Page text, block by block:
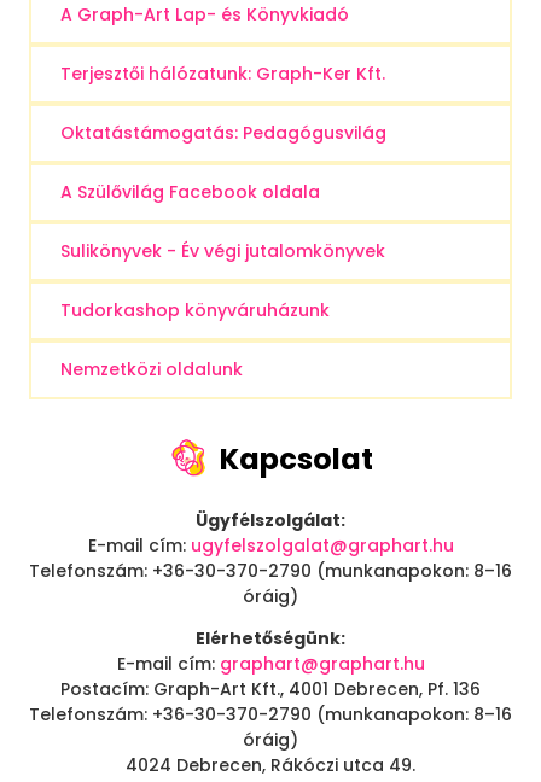
A Graph-Art Lap- és Könyvkiadó
Terjesztői hálózatunk: Graph-Ker Kft.
Oktatástámogatás: Pedagógusvilág
A Szülővilág Facebook oldala
Sulikönyvek - Év végi jutalomkönyvek
Tudorkashop könyváruházunk
Nemzetközi oldalunk
Kapcsolat
Ügyfélszolgálat:
E-mail cím: ugyfelszolgalat@graphart.hu
Telefonszám: +36-30-370-2790 (munkanapokon: 8–16
óráig)
Elérhetőségünk:
E-mail cím: graphart@graphart.hu
Postacím: Graph-Art Kft., 4001 Debrecen, Pf. 136
Telefonszám: +36-30-370-2790 (munkanapokon: 8–16
óráig)
4024 Debrecen, Rákóczi utca 49.